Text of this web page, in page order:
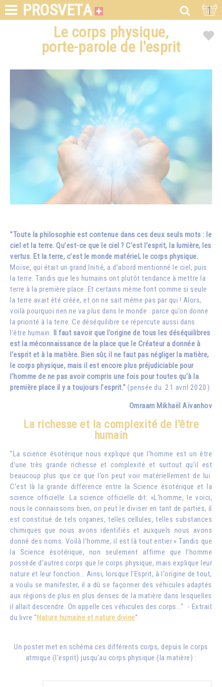
PROSVETA 1
Le corps physique,
porte-parole de l'esprit
"Toute la philosophie est contenue dans ces deux seuls mots : le
ciel et la terre. Qu’est-ce que le ciel ? C’est l’esprit, la lumière, les
vertus. Et la terre, c’est le monde matériel, le corps physique.
Moïse, qui était un grand Initié, a d’abord mentionné le ciel, puis
la terre. Tandis que les humains ont plutôt tendance à mettre la
terre à la première place. Et certains même font comme si seule
la terre avait été créée, et on ne sait même pas par qui ! Alors,
voilà pourquoi rien ne va plus dans le monde : parce qu’on donne
la priorité à la terre. Ce déséquilibre se répercute aussi dans
l’être humain. Il faut savoir que l’origine de tous les déséquilibres
est la méconnaissance de la place que le Créateur a donnée à
l’esprit et à la matière. Bien sûr, il ne faut pas négliger la matière,
le corps physique, mais il est encore plus préjudiciable pour
l’homme de ne pas avoir compris une fois pour toutes qu’à la
première place il y a toujours l’esprit." (pensée du 21 avril 2020)
Omraam Mikhaël Aïvanhov
La richesse et la complexité de l'être
humain
"La science ésotérique nous explique que l’homme est un être
d’une très grande richesse et complexité et surtout qu’il est
beaucoup plus que ce que l’on peut voir matériellement de lui.
C’est là la grande différence entre la Science ésotérique et la
science officielle. La science officielle dit: «L’homme, le voici,
nous le connaissons bien, on peut le diviser en tant de parties, il
est constitué de tels organes, telles cellules, telles substances
chimiques que nous avons identifiés et auxquels nous avons
donné des noms. Voilà l’homme, il est là tout entier.» Tandis que
la Science ésotérique, non seulement affirme que l’homme
possède d’autres corps que le corps physique, mais explique leur
nature et leur fonction… Ainsi, lorsque l’Esprit, à l'origine de tout,
a voulu se manifester, il a dû se façonner des véhicules adaptés
aux régions de plus en plus denses de la matière dans lesquelles
il allait descendre. On appelle ces véhicules des corps..." - Extrait
du livre "Nature humaine et nature divine"
Un poster met en schéma ces différents corps, depuis le corps
atmique (l'esprit) jusqu'au corps physique (la matière) :